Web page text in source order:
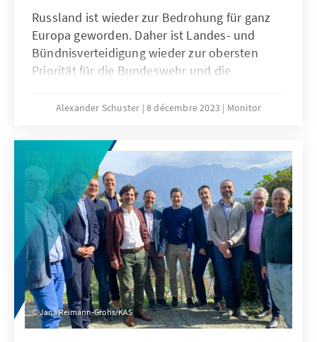
Russland ist wieder zur Bedrohung für ganz
Europa geworden. Daher ist Landes- und
Bündnisverteidigung wieder zur obersten
Priorität für die Bundeswehr und die
Der Schlüssel zur Sicherheit liegt in einer
kann nur mit einer vollausgerüsteten und
kriegsfähigen Bundeswehr gelingen. Dieses
Ziel kann nur gemeinsam mit einer
leistungsstarken Rüstungsindustrie erreicht
werden.
Alexander Schuster 8 décembre 2023 Monitor
Jana Reimann-Grohs/KAS